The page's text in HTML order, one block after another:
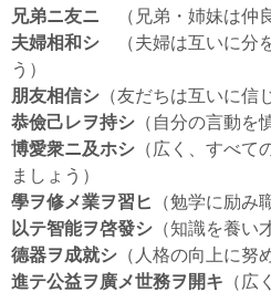
兄弟ニ友ニ （兄弟・姉妹は仲
夫婦相和シ （夫婦は互いに分
う）
朋友相信シ （友だちは互いに信
恭儉己レヲ持シ （自分の言動を
博愛衆ニ及ホシ （広く、すべて
ましょう）
學ヲ修メ業ヲ習ヒ
（勉学に励み
以テ智能ヲ啓發シ （知識を養い
德器ヲ成就シ （人格の向上に努
進テ公益ヲ廣メ世務ヲ開キ （広